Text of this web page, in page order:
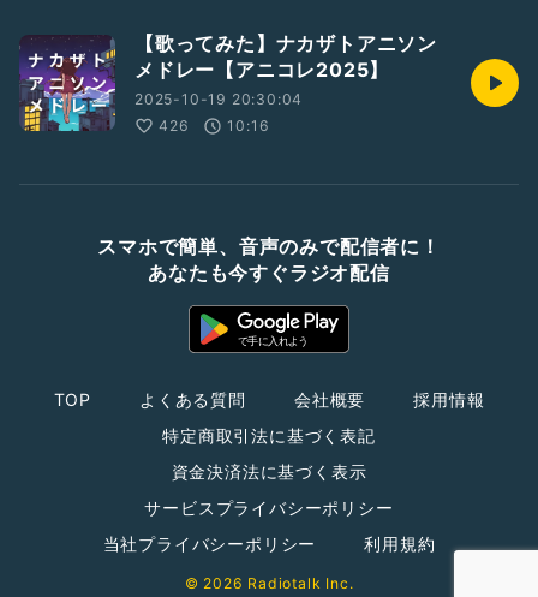
【歌ってみた】ナカザトアニソン
メドレー【アニコレ2025】
2025-10-19 20:30:04
426
10:16
スマホで簡単、音声のみで配信者に！
あなたも今すぐラジオ配信
TOP よくある質問 会社概要
採用情報
特定商取引法に基づく表記
資金決済法に基づく表示
サービスプライバシーポリシー
当社プライバシーポリシー
利用規約
© 2026 Radiotalk Inc.